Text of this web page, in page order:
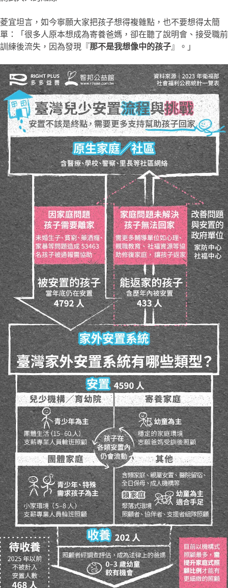
菱宜坦言，如今寧願大家把孩子想得複雜點，也不要想得太簡
單：「很多人原本想成為寄養爸媽，卻在聽了說明會、接受職前
訓練後流失，因為發現『 那不是我想像中的孩子』。」